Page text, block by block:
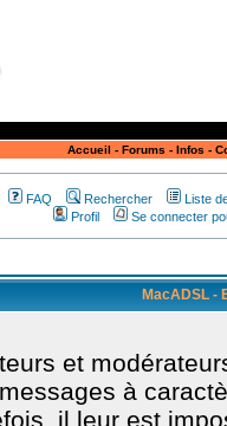
Accueil - Forums - Infos -
FAQ Rechercher
Liste
Profil
Se connecter
MacADSL -
et
à
il leur est